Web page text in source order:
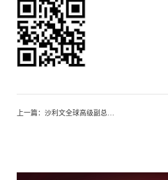
上一篇： 沙利文全球高级副总裁王昕：我们为什么寻找领创者？（中英双语）